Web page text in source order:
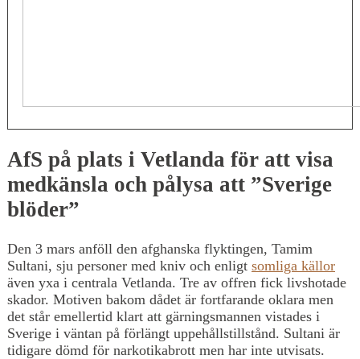
AfS på plats i Vetlanda för att visa
medkänsla och pålysa att ”Sverige
blöder”
Den 3 mars anföll den afghanska flyktingen, Tamim
Sultani, sju personer med kniv och enligt somliga källor
även yxa i centrala Vetlanda. Tre av offren fick livshotade
skador. Motiven bakom dådet är fortfarande oklara men
det står emellertid klart att gärningsmannen vistades i
Sverige i väntan på förlängt uppehållstillstånd. Sultani är
tidigare dömd för narkotikabrott men har inte utvisats.